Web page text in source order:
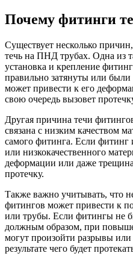
Почему фитинги
Существует несколько
течь на ПНД трубах. Одна из
установка и крепление
правильно затянуты или
может привести к его
свою очередь вызовет
Другая причина течи
связана с низким качеством
самого фитинга. Если фитинг
или низкокачественного
деформации или даже
протечку.
Также важно учитывать, что
фитингов может привести к
или трубы. Если фитингы не
должным образом, при
могут произойти разрывы
результате чего будет